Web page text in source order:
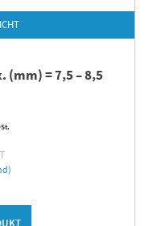
(mm) = 7,5 – 8,5